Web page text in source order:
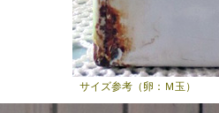
サイズ参考（卵：Ｍ玉）